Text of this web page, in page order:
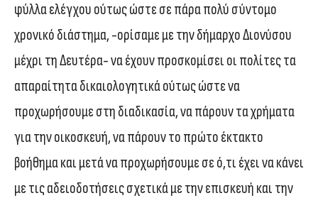
φύλλα ελέγχου ούτως ώστε σε πάρα πολύ σύντομο
χρονικό διάστημα, -ορίσαμε με την δήμαρχο Διονύσου
μέχρι τη Δευτέρα- να έχουν προσκομίσει οι πολίτες τα
απαραίτητα δικαιολογητικά ούτως ώστε να
προχωρήσουμε στη διαδικασία, να πάρουν τα χρήματα
για την οικοσκευή, να πάρουν το πρώτο έκτακτο
βοήθημα και μετά να προχωρήσουμε σε ό,τι έχει να κάνει
με τις αδειοδοτήσεις σχετικά με την επισκευή και την